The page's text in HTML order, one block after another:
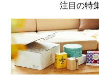
注目の特